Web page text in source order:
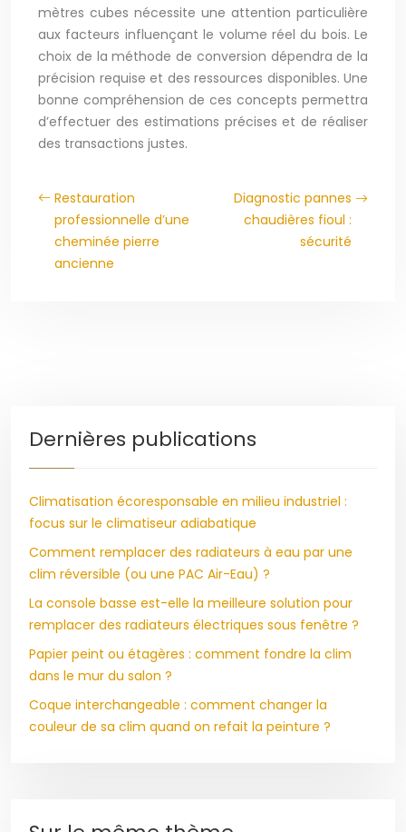
mètres cubes nécessite une attention particulière
aux facteurs influençant le volume réel du bois. Le
choix de la méthode de conversion dépendra de la
précision requise et des ressources disponibles. Une
bonne compréhension de ces concepts permettra
d’effectuer des estimations précises et de réaliser
des transactions justes.
Restauration
professionnelle d’une
cheminée pierre
ancienne
Diagnostic pannes
chaudières fioul :
sécurité
Dernières publications
Climatisation écoresponsable en milieu industriel :
focus sur le climatiseur adiabatique
Comment remplacer des radiateurs à eau par une
clim réversible (ou une PAC Air-Eau) ?
La console basse est-elle la meilleure solution pour
remplacer des radiateurs électriques sous fenêtre ?
Papier peint ou étagères : comment fondre la clim
dans le mur du salon ?
Coque interchangeable : comment changer la
couleur de sa clim quand on refait la peinture ?